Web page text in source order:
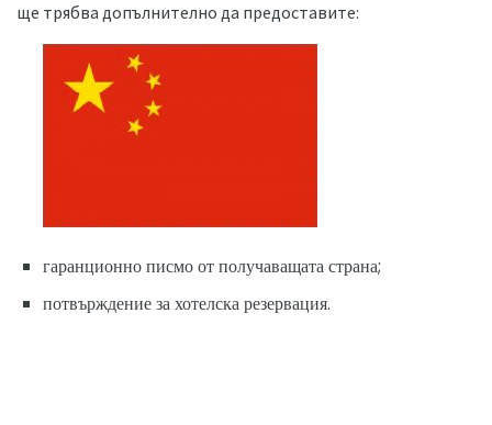
ще трябва допълнително да предоставите:
гаранционно писмо от получаващата страна;
потвърждение за хотелска резервация.